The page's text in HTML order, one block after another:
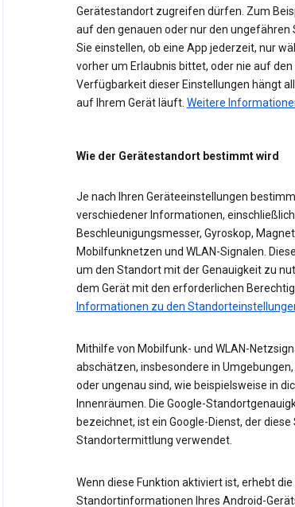
Gerätestandort zugreifen dürfen. Zum
auf den genauen oder nur den
Sie einstellen, ob eine App jederzeit, nur
vorher um Erlaubnis bittet, oder nie auf
Verfügbarkeit dieser Einstellungen hängt
auf Ihrem Gerät läuft. Weitere
Wie der Gerätestandort bestimmt wird
Je nach Ihren Geräteeinstellungen
verschiedener Informationen, einschließlich
Beschleunigungsmesser, Gyroskop,
Mobilfunknetzen und WLAN-Signalen.
um den Standort mit der Genauigkeit zu
dem Gerät mit den erforderlichen
Informationen zu den
Mithilfe von Mobilfunk- und WLAN-
abschätzen, insbesondere in
oder ungenau sind, wie beispielsweise in
Innenräumen. Die Google-
bezeichnet, ist ein Google-Dienst, der
Standortermittlung verwendet.
Wenn diese Funktion aktiviert ist, erhebt
Standortinformationen Ihres Android-